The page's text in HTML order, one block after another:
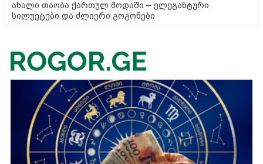
ახალი თაობა ქართულ მოდაში – ელეგანტური
სილუეტები და ძლიერი გოგონები